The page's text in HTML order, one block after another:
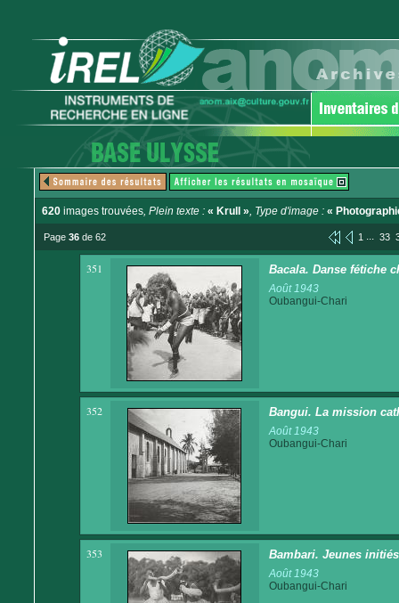
620 images trouvées, Plein texte : « Krull », Type d'image : «
Page 36 de 62 1 ... 33
351 Bacala. Danse fétiche
Août 1943
Oubangui-Chari
352 Bangui. La mission
Août 1943
Oubangui-Chari
353 Bambari. Jeunes
Août 1943
Oubangui-Chari